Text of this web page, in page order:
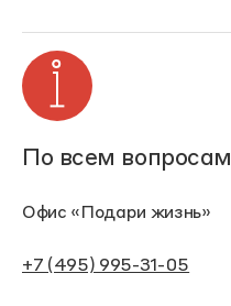
По всем вопросам
Офис «Подари жизнь»
+7 (495) 995-31-05